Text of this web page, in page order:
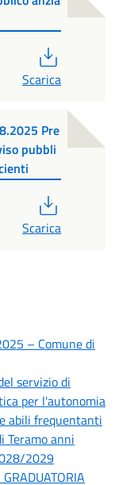
Scarica
Pre
pubbli
Scarica
– Comune di
servizio di
per l'autonomia
abili frequentanti
Teramo anni
2029